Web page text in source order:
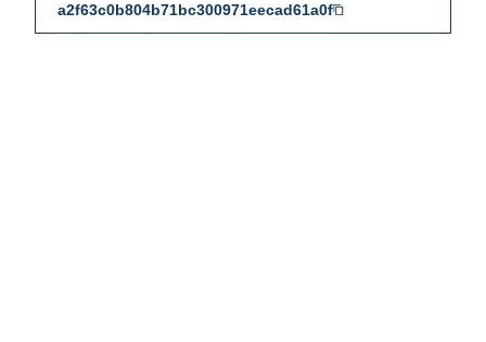
a2f63c0b804b71bc300971eecad61a0f